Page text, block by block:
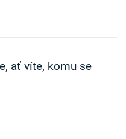
ať víte, komu se